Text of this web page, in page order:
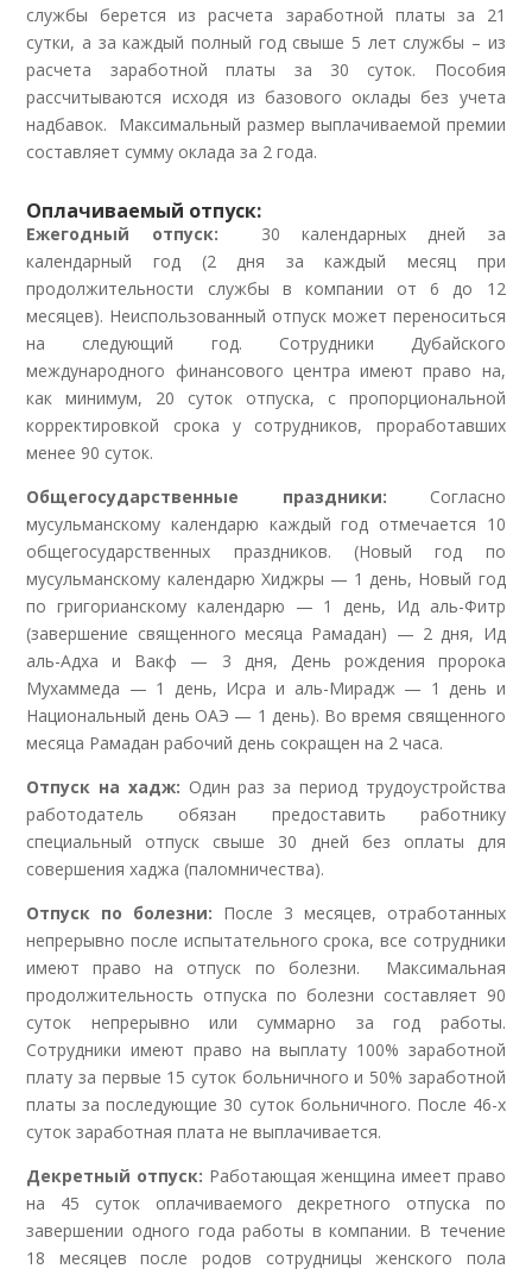
службы берется из расчета заработной платы за 21
сутки, а за каждый полный год свыше 5 лет службы – из
расчета заработной платы за 30 суток. Пособия
рассчитываются исходя из базового оклады без учета
надбавок. Максимальный размер выплачиваемой премии
составляет сумму оклада за 2 года.
Оплачиваемый отпуск:
Ежегодный отпуск: 30 календарных дней за
календарный год (2 дня за каждый месяц при
продолжительности службы в компании от 6 до 12
месяцев). Неиспользованный отпуск может переноситься
на следующий год. Сотрудники Дубайского
международного финансового центра имеют право на,
как минимум, 20 суток отпуска, с пропорциональной
корректировкой срока у сотрудников, проработавших
менее 90 суток.
Общегосударственные праздники: Согласно
мусульманскому календарю каждый год отмечается 10
общегосударственных праздников. (Новый год по
мусульманскому календарю Хиджры — 1 день, Новый год
по григорианскому календарю — 1 день, Ид аль-Фитр
(завершение священного месяца Рамадан) — 2 дня, Ид
аль-Адха и Вакф — 3 дня, День рождения пророка
Мухаммеда — 1 день, Исра и аль-Мирадж — 1 день и
Национальный день ОАЭ — 1 день). Во время священного
месяца Рамадан рабочий день сокращен на 2 часа.
Отпуск на хадж: Один раз за период трудоустройства
работодатель обязан предоставить работнику
специальный отпуск свыше 30 дней без оплаты для
совершения хаджа (паломничества).
Отпуск по болезни: После 3 месяцев, отработанных
непрерывно после испытательного срока, все сотрудники
имеют право на отпуск по болезни. Максимальная
продолжительность отпуска по болезни составляет 90
суток непрерывно или суммарно за год работы.
Сотрудники имеют право на выплату 100% заработной
плату за первые 15 суток больничного и 50% заработной
платы за последующие 30 суток больничного. После 46-х
суток заработная плата не выплачивается.
Декретный отпуск: Работающая женщина имеет право
на 45 суток оплачиваемого декретного отпуска по
завершении одного года работы в компании. В течение
18 месяцев после родов сотрудницы женского пола